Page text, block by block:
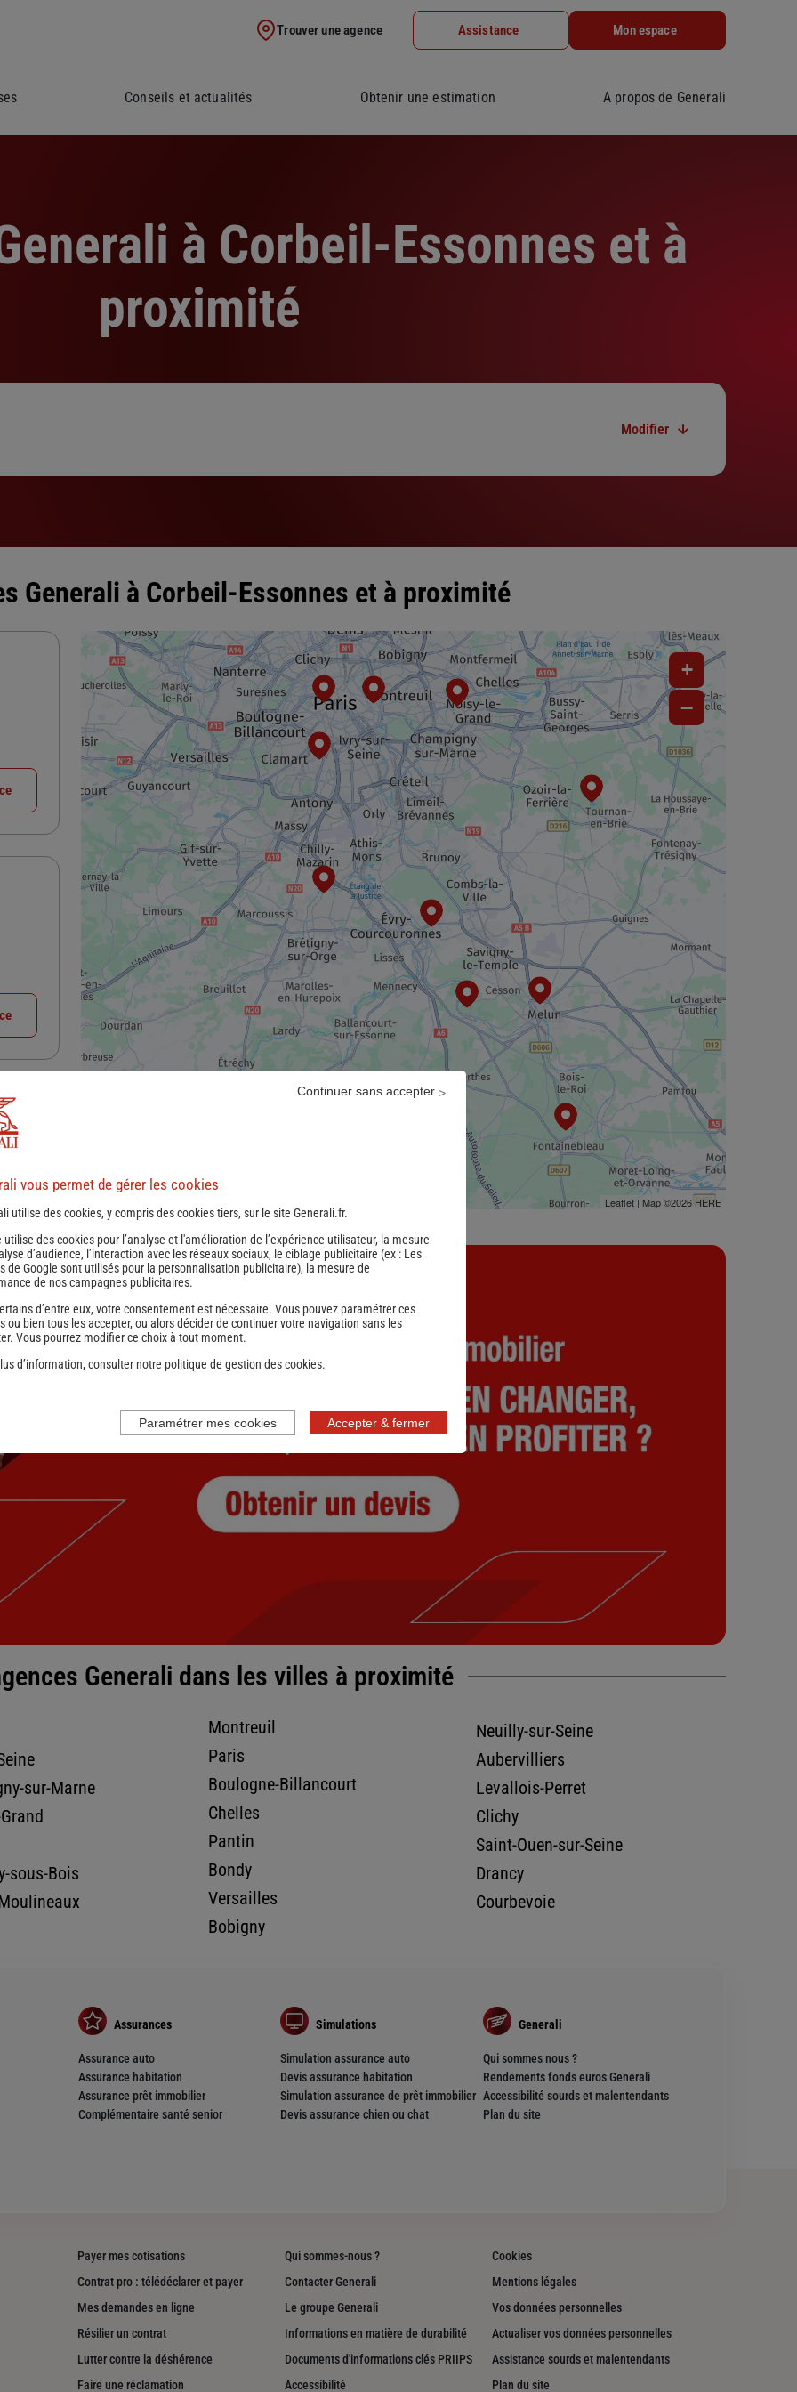
Trouver une agence Assistance Mon espace
Conseils et actualités Obtenir une estimation A propos de Generali
à Corbeil-Essonnes et à
proximité
Modifier
Generali à Corbeil-Essonnes et à proximité
+
−
Leaflet| Map ©2026 HERE
1 2 Suivant
Generali dans les villes à proximité
sur-Marne
sous-Bois
Montreuil
Paris
Boulogne-Billancourt
Chelles
Pantin
Bondy
Versailles
Bobigny
Neuilly-sur-Seine
Aubervilliers
Levallois-Perret
Clichy
Saint-Ouen-sur-Seine
Drancy
Courbevoie
Assurances
Assurance auto
Assurance habitation
Assurance prêt immobilier
Complémentaire santé senior
Simulations
Simulation assurance auto
Devis assurance habitation
Simulation assurance de prêt immobilier
Devis assurance chien ou chat
Generali
Qui sommes nous ?
Rendements fonds euros Generali
Accessibilité sourds et malentendants
Plan du site
Payer mes cotisations
Contrat pro : télédéclarer et payer
Mes demandes en ligne
Résilier un contrat
Lutter contre la déshérence
Faire une réclamation
Qui sommes-nous ?
Contacter Generali
Le groupe Generali
Informations en matière de durabilité
Documents d'informations clés PRIIPS
Accessibilité
Cookies
Mentions légales
Vos données personnelles
Actualiser vos données personnelles
Assistance sourds et malentendants
Plan du site
vous permet de gérer les cookies
utilise des cookies, y compris des cookies tiers, sur le site Generali.fr.
utilise des cookies pour l’analyse et l'amélioration de l’expérience utilisateur, la mesure
d’audience, l’interaction avec les réseaux sociaux, le ciblage publicitaire (ex : Les
de Google sont utilisés pour la personnalisation publicitaire), la mesure de
de nos campagnes publicitaires.
d’entre eux, votre consentement est nécessaire. Vous pouvez paramétrer ces
ou bien tous les accepter, ou alors décider de continuer votre navigation sans les
Vous pourrez modifier ce choix à tout moment.
d’information, consulter notre politique de gestion des cookies.
Accepter & fermer
Continuer sans accepter
Paramétrer mes cookies